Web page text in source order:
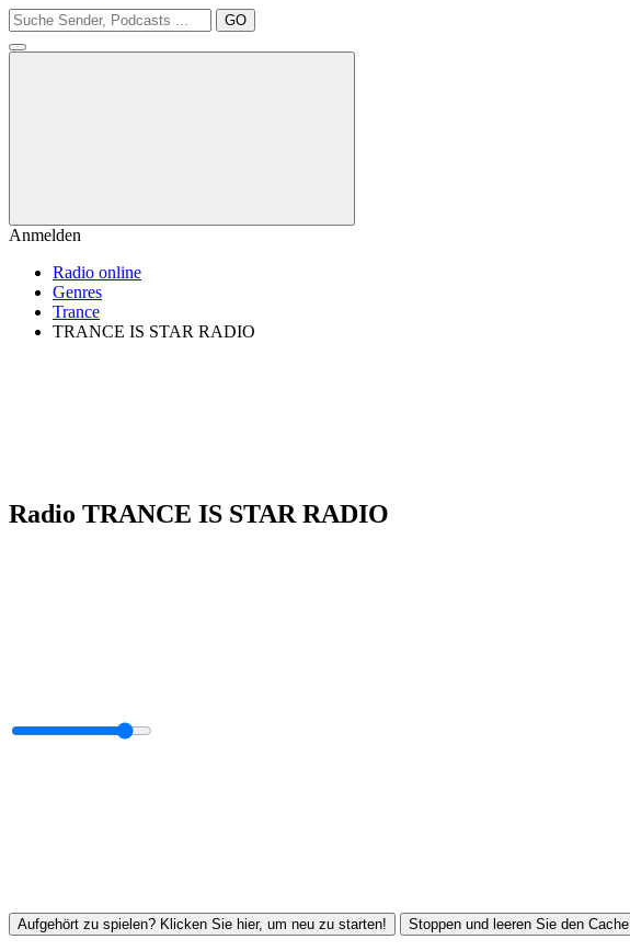
GO
Anmelden
Radio online
Genres
Trance
TRANCE IS STAR RADIO
Radio TRANCE IS STAR RADIO
Aufgehört zu spielen? Klicken Sie hier, um neu zu starten! Stoppen und leeren Sie den Cache.